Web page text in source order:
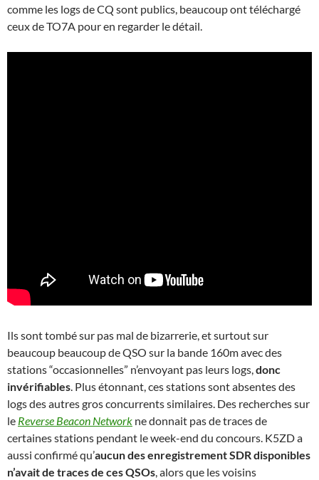
comme les logs de CQ sont publics, beaucoup ont téléchargé
ceux de TO7A pour en regarder le détail.
Ils sont tombé sur pas mal de bizarrerie, et surtout sur
beaucoup beaucoup de QSO sur la bande 160m avec des
stations “occasionnelles” n’envoyant pas leurs logs,donc
invérifiables. Plus étonnant, ces stations sont absentes des
logs des autres gros concurrents similaires. Des recherches sur
le Reverse Beacon Network ne donnait pas de traces de
certaines stations pendant le week-end du concours. K5ZD a
aussi confirmé qu’aucun des enregistrement SDR disponibles
n’avait de traces de ces QSOs, alors que les voisins